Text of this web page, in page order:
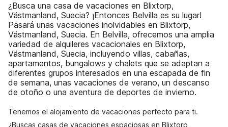
¿Busca una casa de vacaciones en Blixtorp,
Västmanland, Suecia? ¡Entonces Belvilla es su lugar!
Pasará unas vacaciones inolvidables en Blixtorp,
Västmanland, Suecia. En Belvilla, ofrecemos una amplia
variedad de alquileres vacacionales en Blixtorp,
Västmanland, Suecia, incluyendo villas, cabañas,
apartamentos, bungalows y chalets que se adaptan a
diferentes grupos interesados en una escapada de fin
de semana, unas vacaciones de verano, un descanso
de otoño o una aventura de deportes de invierno.
Tenemos el alojamiento de vacaciones perfecto para ti.
¿Buscas casas de vacaciones espaciosas en Blixtorp,